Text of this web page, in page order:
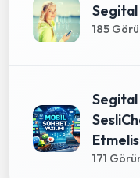
Segital
185
Segital
171